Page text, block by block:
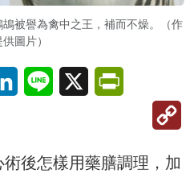
被譽為禽中之王，補而不燥。（作
圖片）
LinkedInLine X
後怎樣用藥膳調理，加